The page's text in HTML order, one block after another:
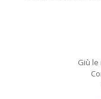
Giù le